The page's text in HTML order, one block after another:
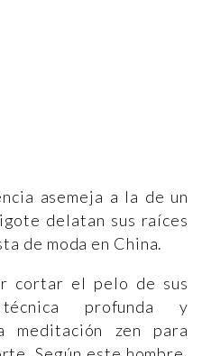
asemeja a la de un
delatan sus raíces
de moda en China.
cortar el pelo de sus
profunda y
meditación zen para